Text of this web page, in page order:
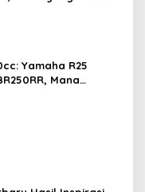
Yamaha R25
Mana